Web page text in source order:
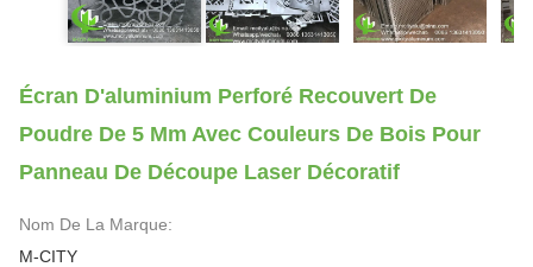
Écran D'aluminium Perforé Recouvert De
Poudre De 5 Mm Avec Couleurs De Bois Pour
Panneau De Découpe Laser Décoratif
Nom De La Marque:
M-CITY